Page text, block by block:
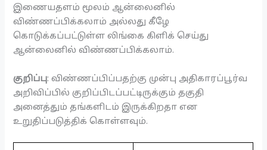
இணையதளம் மூலம் ஆன்லைனில்
விண்ணப்பிக்கலாம் அல்லது கீழே
கொடுக்கப்பட்டுள்ள லிங்கை கிளிக் செய்து
ஆன்லைனில் விண்ணப்பிக்கலாம்.
குறிப்பு: விண்ணப்பிப்பதற்கு முன்பு அதிகாரப்பூர்வ
அறிவிப்பில் குறிப்பிடப்பட்டிருக்கும் தகுதி
அனைத்தும் தங்களிடம் இருக்கிறதா என
உறுதிப்படுத்திக் கொள்ளவும்.